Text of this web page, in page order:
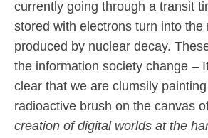
currently going through a transit
stored with electrons turn into the
produced by nuclear decay.
the information society change –
clear that we are clumsily
radioactive brush on the canvas
creation of digital worlds at the